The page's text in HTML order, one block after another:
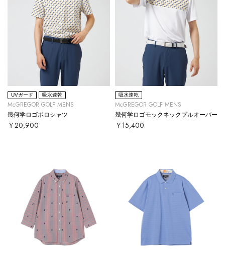
UVガード 吸水速乾
McGREGOR GOLF MENS
幾何学ロゴポロシャツ
￥20,900
吸水速乾
McGREGOR GOLF MENS
幾何学ロゴモックネックプルオーバー
￥15,400